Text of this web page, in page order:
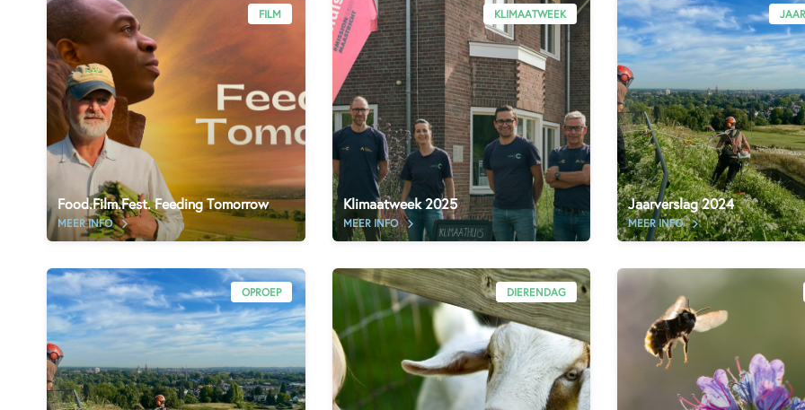
FILM
Food.Film.Fest. Feeding Tomorrow
MEER INFO
KLIMAATWEEK
Klimaatweek 2025
MEER INFO
Jaarverslag 2024
MEER INFO
OPROEP DIERENDAG